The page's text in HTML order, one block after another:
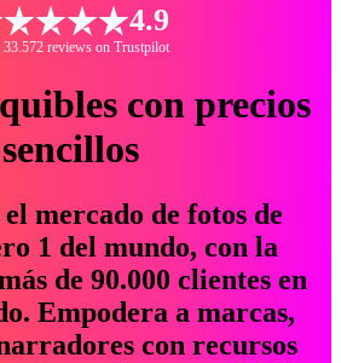
4.9
reviews on Trustpilot
con precios
sencillos
el mercado de fotos de
1 del mundo, con la
de 90.000 clientes en
Empodera a marcas,
con recursos